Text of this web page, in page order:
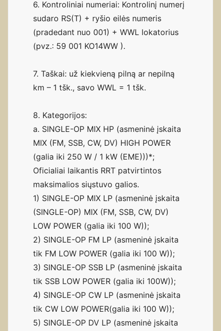
6. Kontroliniai numeriai: Kontrolinį numerį
sudaro RS(T) + ryšio eilės numeris
(pradedant nuo 001) + WWL lokatorius
(pvz.: 59 001 KO14WW ).
7. Taškai: už kiekvieną pilną ar nepilną
km – 1 tšk., savo WWL = 1 tšk.
8. Kategorijos:
a. SINGLE-OP MIX HP (asmeninė įskaita
MIX (FM, SSB, CW, DV) HIGH POWER
(galia iki 250 W / 1 kW (EME)))*;
Oficialiai laikantis RRT patvirtintos
maksimalios siųstuvo galios.
1) SINGLE-OP MIX LP (asmeninė įskaita
(SINGLE-OP) MIX (FM, SSB, CW, DV)
LOW POWER (galia iki 100 W));
2) SINGLE-OP FM LP (asmeninė įskaita
tik FM LOW POWER (galia iki 100 W));
3) SINGLE-OP SSB LP (asmeninė įskaita
tik SSB LOW POWER (galia iki 100W));
4) SINGLE-OP CW LP (asmeninė įskaita
tik CW LOW POWER(galia iki 100 W));
5) SINGLE-OP DV LP (asmeninė įskaita